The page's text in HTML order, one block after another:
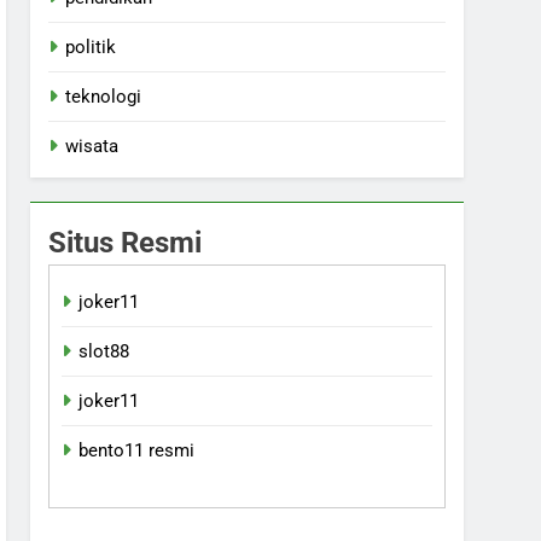
politik
teknologi
wisata
Situs Resmi
joker11
slot88
joker11
bento11 resmi